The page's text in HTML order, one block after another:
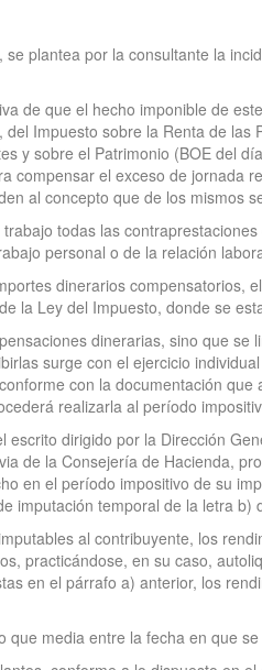
plantea por la consultante la
de que el hecho imponible de
Impuesto sobre la Renta de
y sobre el Patrimonio (BOE del
compensar el exceso de
al concepto que de los mismos
todas las
personal o de la relación
dinerarios
la Ley del Impuesto, donde se
dinerarias, sino que
surge con el ejercicio
con la documentación
realizarla al período
escrito dirigido por la Dirección
de la Consejería de Hacienda,
en el período impositivo de su
imputación temporal de la letra
al contribuyente, los
practicándose, en su caso,
en el párrafo a) anterior, los
que media entre la fecha en que